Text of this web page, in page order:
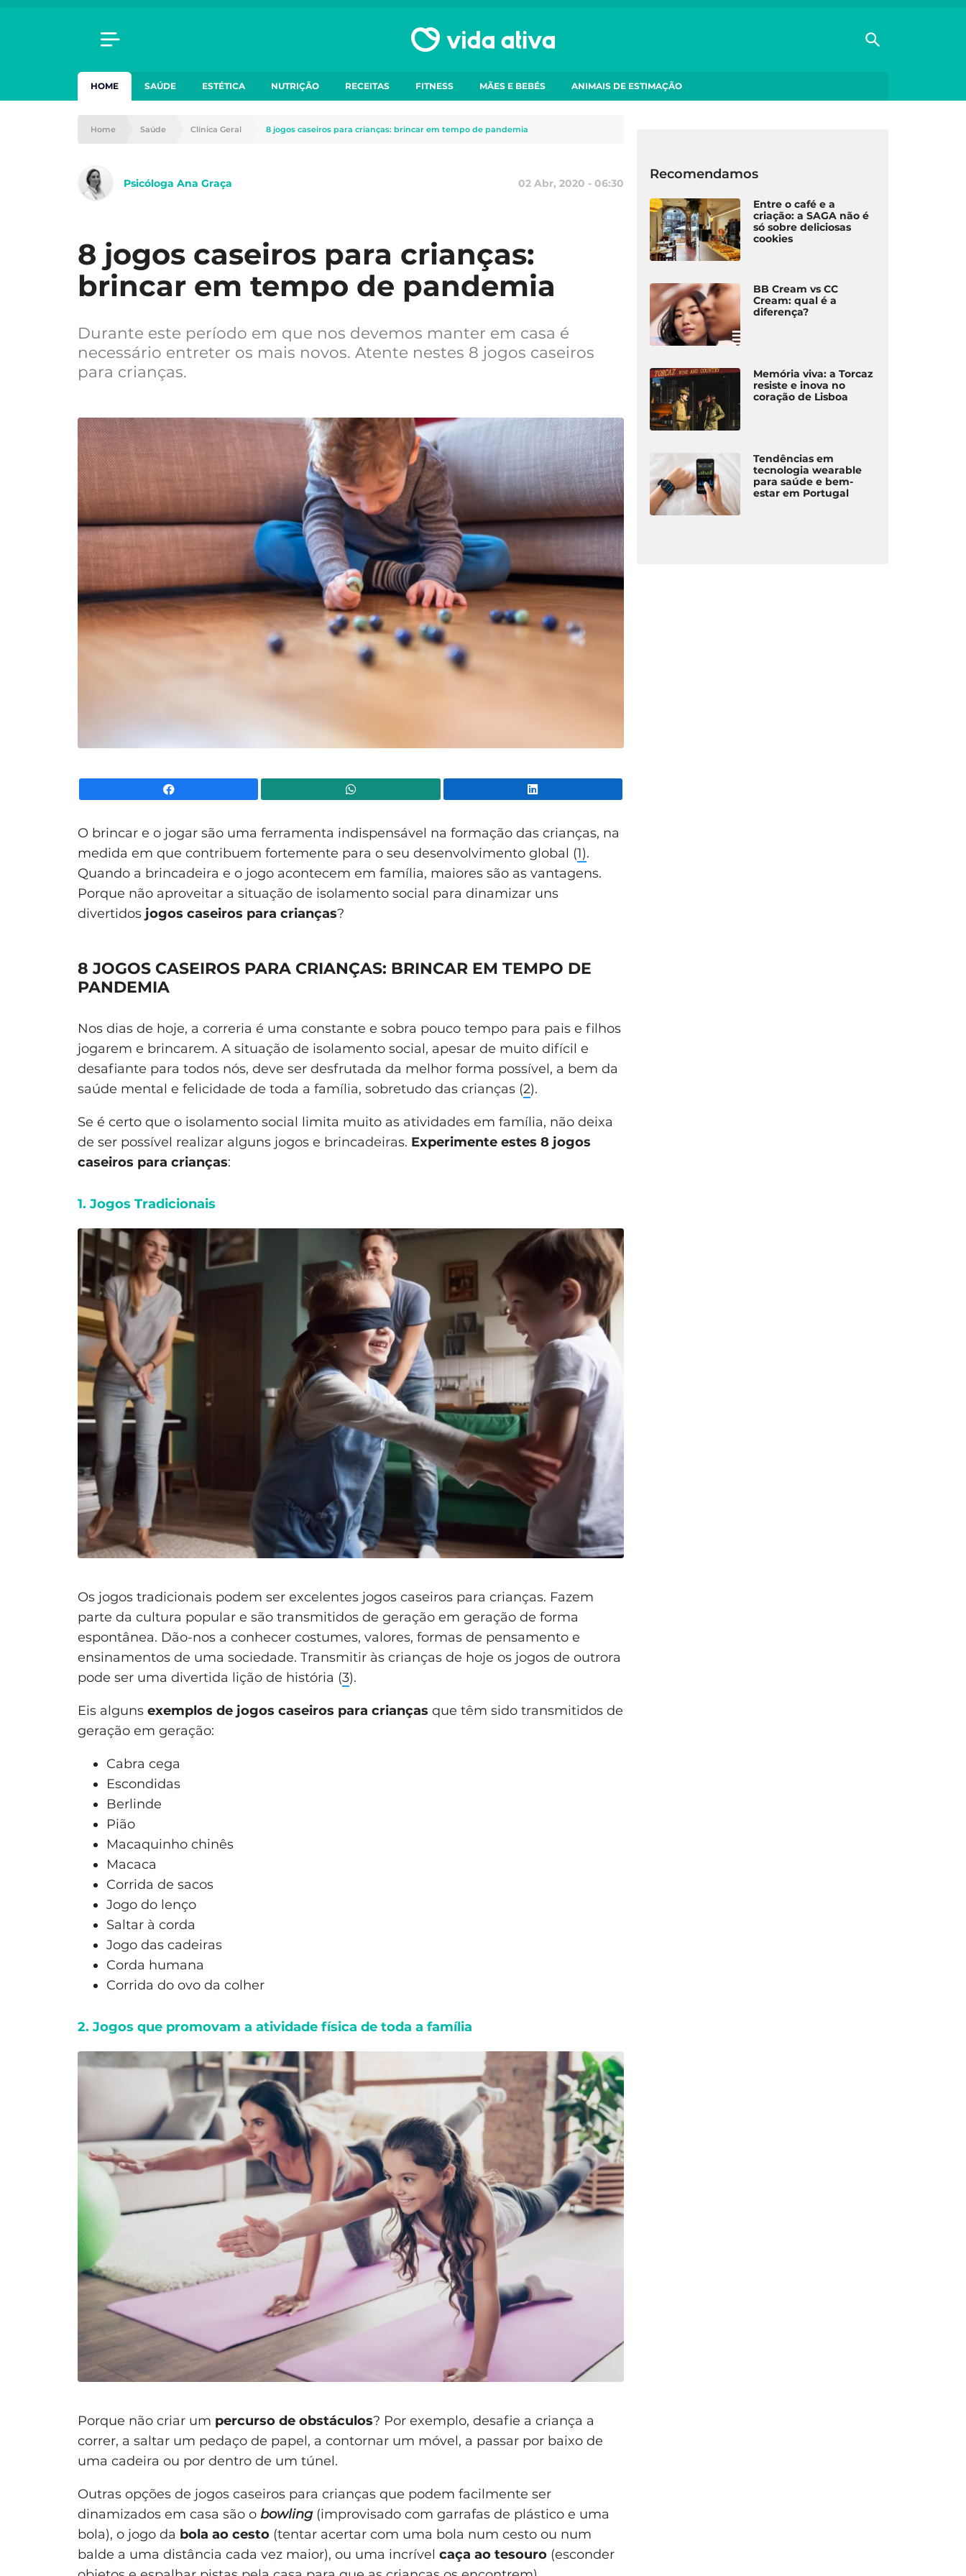
HOME SAÚDE ESTÉTICA NUTRIÇÃO RECEITAS FITNESS MÃES E BEBÉS ANIMAIS DE ESTIMAÇÃO
Home Saúde Clínica Geral 8 jogos caseiros para crianças: brincar em tempo de pandemia
Psicóloga Ana Graça 02 Abr, 2020 - 06:30
8 jogos caseiros para crianças:
brincar em tempo de pandemia
Durante este período em que nos devemos manter em casa é
necessário entreter os mais novos. Atente nestes 8 jogos caseiros
para crianças.
O brincar e o jogar são uma ferramenta indispensável na formação das crianças, na
medida em que contribuem fortemente para o seu desenvolvimento global (1).
Quando a brincadeira e o jogo acontecem em família, maiores são as vantagens.
Porque não aproveitar a situação de isolamento social para dinamizar uns
divertidos jogos caseiros para crianças?
8 JOGOS CASEIROS PARA CRIANÇAS: BRINCAR EM TEMPO DE
PANDEMIA
Nos dias de hoje, a correria é uma constante e sobra pouco tempo para pais e filhos
jogarem e brincarem. A situação de isolamento social, apesar de muito difícil e
desafiante para todos nós, deve ser desfrutada da melhor forma possível, a bem da
saúde mental e felicidade de toda a família, sobretudo das crianças (2).
Se é certo que o isolamento social limita muito as atividades em família, não deixa
de ser possível realizar alguns jogos e brincadeiras. Experimente estes 8 jogos
caseiros para crianças:
1. Jogos Tradicionais
Os jogos tradicionais podem ser excelentes jogos caseiros para crianças. Fazem
parte da cultura popular e são transmitidos de geração em geração de forma
espontânea. Dão-nos a conhecer costumes, valores, formas de pensamento e
ensinamentos de uma sociedade. Transmitir às crianças de hoje os jogos de outrora
pode ser uma divertida lição de história (3).
Eis alguns exemplos de jogos caseiros para crianças que têm sido transmitidos de
geração em geração:
Cabra cega
Escondidas
Berlinde
Pião
Macaquinho chinês
Macaca
Corrida de sacos
Jogo do lenço
Saltar à corda
Jogo das cadeiras
Corda humana
Corrida do ovo da colher
2. Jogos que promovam a atividade física de toda a família
Porque não criar um percurso de obstáculos? Por exemplo, desafie a criança a
correr, a saltar um pedaço de papel, a contornar um móvel, a passar por baixo de
uma cadeira ou por dentro de um túnel.
Outras opções de jogos caseiros para crianças que podem facilmente ser
dinamizados em casa são o bowling(improvisado com garrafas de plástico e uma
bola), o jogo da bola ao cesto (tentar acertar com uma bola num cesto ou num
balde a uma distância cada vez maior), ou uma incrível caça ao tesouro (esconder
Recomendamos
Entre o café e a
criação: a SAGA não é
só sobre deliciosas
cookies
BB Cream vs CC
Cream: qual é a
diferença?
Memória viva: a Torcaz
resiste e inova no
coração de Lisboa
Tendências em
tecnologia wearable
para saúde e bem-
estar em Portugal